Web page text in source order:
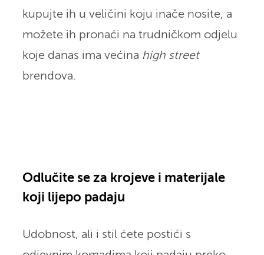
kupujte ih u veličini koju inače nosite, a
možete ih pronaći na trudničkom odjelu
koje danas ima većina high street
brendova.
Odlučite se za krojeve i materijale
koji lijepo padaju
Udobnost, ali i stil ćete postići s